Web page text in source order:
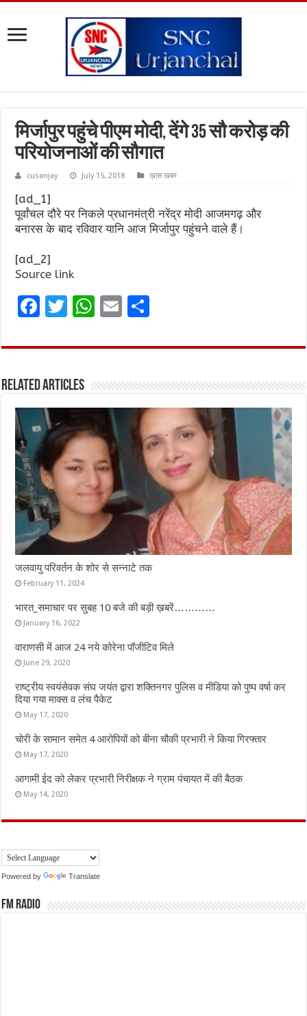
मिर्जापुर पहुंचे पीएम मोदी, देंगे 35 सौ करोड़ की
परियोजनाओं की सौगात
cusanjay July 15, 2018 ख़ास खबर
[ad_1]
पूर्वांचल दौरे पर निकले प्रधानमंत्री नरेंद्र मोदी आजमगढ़ और
बनारस के बाद रविवार यानि आज मिर्जापुर पहुंचने वाले हैं।
[ad_2]
Source link
F
ce
o
o
k
T
it
r
W
at
A
p
p
E
ai ar
Related Articles
जलवायु परिवर्तन के शोर से सन्नाटे तक
February 11, 2024
भारत_समाचार पर सुबह 10 बजे की बड़ी ख़बरें…………
January 16, 2022
वाराणसी में आज 24 नये कोरेना पॉजीटिव मिले
June 29, 2020
राष्ट्रीय स्वयंसेवक संघ जयंत द्वारा शक्तिनगर पुलिस व मीडिया को पुष्प वर्षा कर
दिया गया माक्स व लंच पैकेट
May 17, 2020
चोरी के सामान समेत 4 आरोपियों को बीना चौकी प्रभारी ने किया गिरफ्तार
May 17, 2020
आगामी ईद को लेकर प्रभारी निरीक्षक ने ग्राम पंचायत में की बैठक
May 14, 2020
Powered by Translate
FM Radio